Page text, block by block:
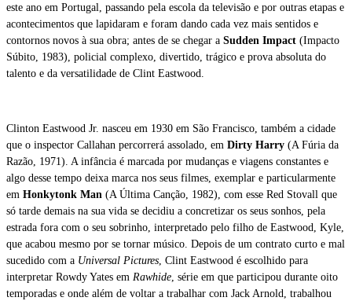
este ano em Portugal, passando pela escola da televisão e por outras etapas e
acontecimentos que lapidaram e foram dando cada vez mais sentidos e
contornos novos à sua obra; antes de se chegar a Sudden Impact (Impacto
Súbito, 1983), policial complexo, divertido, trágico e prova absoluta do
talento e da versatilidade de Clint Eastwood.
Clinton Eastwood Jr. nasceu em 1930 em São Francisco, também a cidade
que o inspector Callahan percorrerá assolado, em Dirty Harry (A Fúria da
Razão, 1971). A infância é marcada por mudanças e viagens constantes e
algo desse tempo deixa marca nos seus filmes, exemplar e particularmente
em Honkytonk Man (A Última Canção, 1982), com esse Red Stovall que
só tarde demais na sua vida se decidiu a concretizar os seus sonhos, pela
estrada fora com o seu sobrinho, interpretado pelo filho de Eastwood, Kyle,
que acabou mesmo por se tornar músico. Depois de um contrato curto e mal
sucedido com a Universal Pictures , Clint Eastwood é escolhido para
interpretar Rowdy Yates em Rawhide , série em que participou durante oito
temporadas e onde além de voltar a trabalhar com Jack Arnold, trabalhou